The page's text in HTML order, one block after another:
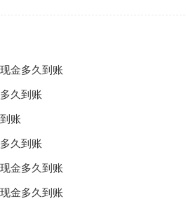
金多久到账
久到账
账
久到账
金多久到账
金多久到账